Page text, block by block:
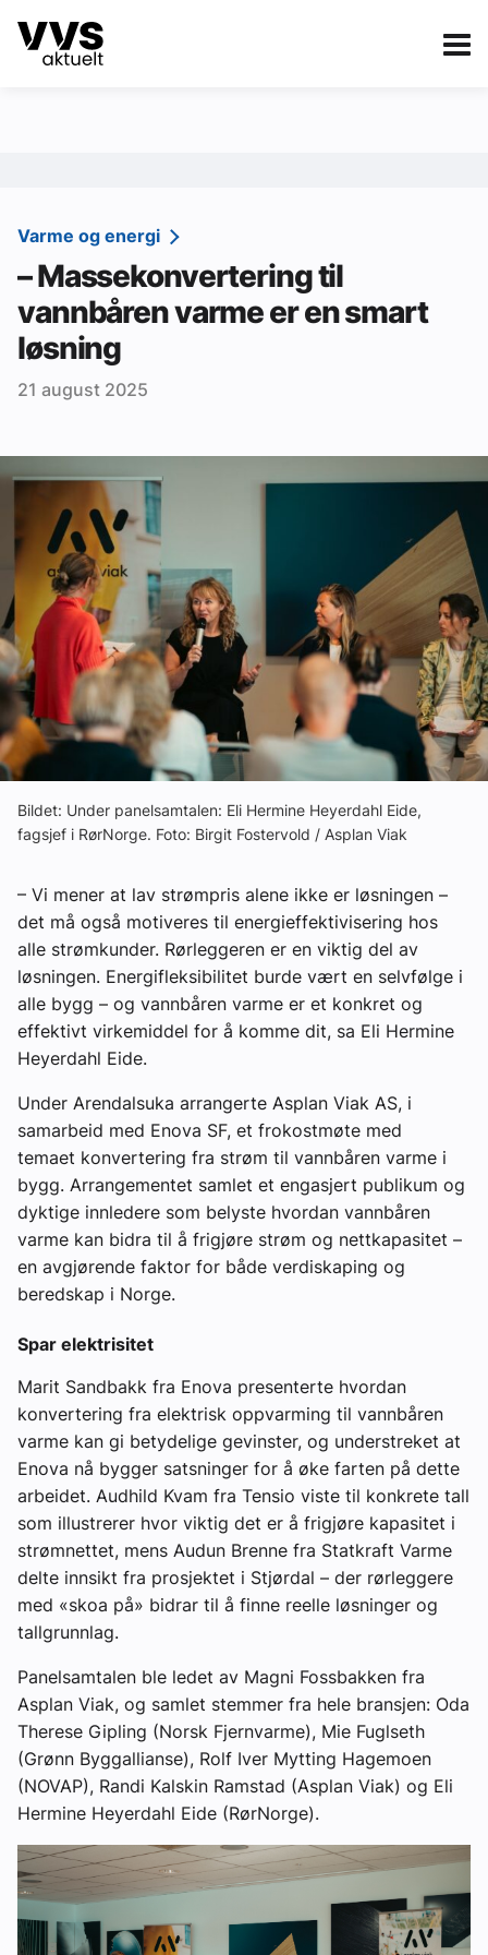
Kategorier
Sanitær
Ventilasjon
Varme og energi
Byggautomasjon
Aktuelle prosjekter
Om VVS Aktuelt
Kontakt oss:
Abonner på fagbladet Byggfakta Nyheter
Annonsere i VVS Aktuelt
Kontakt oss
Tips oss
eBlad
Varme og energi
– Massekonvertering til
vannbåren varme er en smart
løsning
21 august 2025
Bildet: Under panelsamtalen: Eli Hermine Heyerdahl Eide,
fagsjef i RørNorge. Foto: Birgit Fostervold / Asplan Viak
– Vi mener at lav strømpris alene ikke er løsningen –
det må også motiveres til energieffektivisering hos
alle strømkunder. Rørleggeren er en viktig del av
løsningen. Energifleksibilitet burde vært en selvfølge i
alle bygg – og vannbåren varme er et konkret og
effektivt virkemiddel for å komme dit, sa Eli Hermine
Heyerdahl Eide.
Under Arendalsuka arrangerte Asplan Viak AS, i
samarbeid med Enova SF, et frokostmøte med
temaet konvertering fra strøm til vannbåren varme i
bygg. Arrangementet samlet et engasjert publikum og
dyktige innledere som belyste hvordan vannbåren
varme kan bidra til å frigjøre strøm og nettkapasitet –
en avgjørende faktor for både verdiskaping og
beredskap i Norge.
Spar elektrisitet
Marit Sandbakk fra Enova presenterte hvordan
konvertering fra elektrisk oppvarming til vannbåren
varme kan gi betydelige gevinster, og understreket at
Enova nå bygger satsninger for å øke farten på dette
arbeidet. Audhild Kvam fra Tensio viste til konkrete tall
som illustrerer hvor viktig det er å frigjøre kapasitet i
strømnettet, mens Audun Brenne fra Statkraft Varme
delte innsikt fra prosjektet i Stjørdal – der rørleggere
med «skoa på» bidrar til å finne reelle løsninger og
tallgrunnlag.
Panelsamtalen ble ledet av Magni Fossbakken fra
Asplan Viak, og samlet stemmer fra hele bransjen: Oda
Therese Gipling (Norsk Fjernvarme), Mie Fuglseth
(Grønn Byggallianse), Rolf Iver Mytting Hagemoen
(NOVAP), Randi Kalskin Ramstad (Asplan Viak) og Eli
Hermine Heyerdahl Eide (RørNorge).